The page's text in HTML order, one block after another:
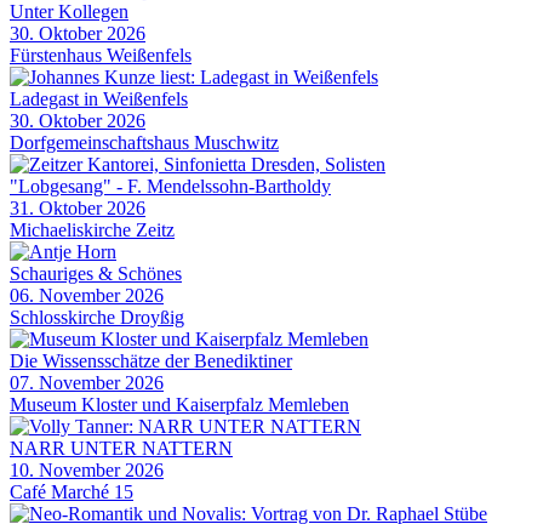
Unter Kollegen
30. Oktober 2026
Fürstenhaus Weißenfels
Ladegast in Weißenfels
30. Oktober 2026
Dorfgemeinschaftshaus Muschwitz
"Lobgesang" - F. Mendelssohn-Bartholdy
31. Oktober 2026
Michaeliskirche Zeitz
Schauriges & Schönes
06. November 2026
Schlosskirche Droyßig
Die Wissensschätze der Benediktiner
07. November 2026
Museum Kloster und Kaiserpfalz Memleben
NARR UNTER NATTERN
10. November 2026
Café Marché 15